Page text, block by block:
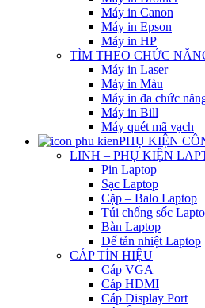
Máy in Canon
Máy in Epson
Máy in HP
TÌM THEO CHỨC
Máy in Laser
Máy in Màu
Máy in đa chức
Máy in Bill
Máy quét mã vạch
PHỤ KIỆN
LINH – PHỤ KIỆN
Pin Laptop
Sạc Laptop
Cặp – Balo Laptop
Túi chống sốc
Bàn Laptop
Đế tản nhiệt Laptop
CÁP TÍN HIỆU
Cáp VGA
Cáp HDMI
Cáp Display Port